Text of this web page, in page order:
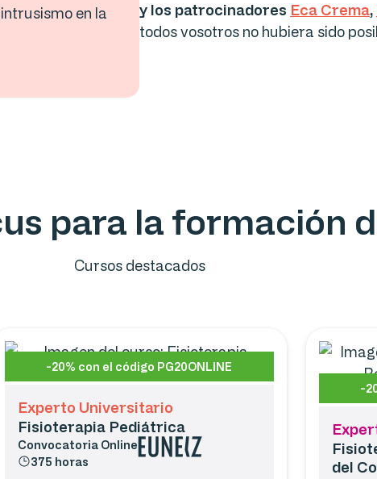
en la
y los patrocinadores Eca Crema,
todos vosotros no hubiera sido
para la formación
Cursos destacados
-20% con el código PG20ONLINE
Experto Universitario
Fisioterapia Pediátrica
Convocatoria Online
375 horas
-
del